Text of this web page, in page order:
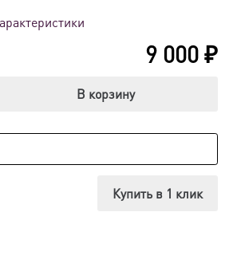
9 000₽
В корзину
Купить в 1 клик